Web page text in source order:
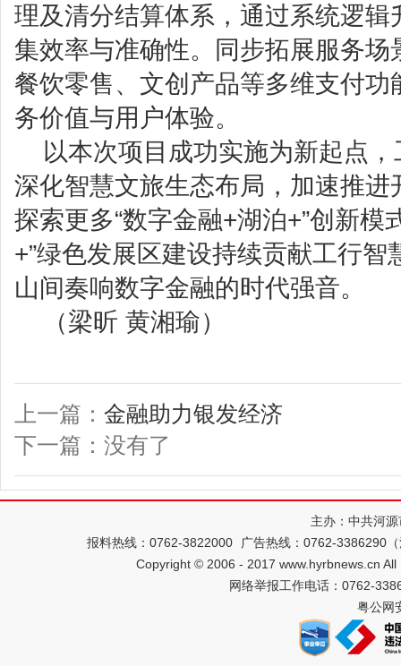
理及清分结算体系，通过系统逻辑
集效率与准确性。同步拓展服务场
餐饮零售、文创产品等多维支付
务价值与用户体验。
以本次项目成功实施为新起点
深化智慧文旅生态布局，加速推进
探索更多“数字金融+湖泊+”创新模
+”绿色发展区建设持续贡献工行智
山间奏响数字金融的时代强音。
（梁昕 黄湘瑜）
上一篇： 金融助力银发经济
下一篇：没有了